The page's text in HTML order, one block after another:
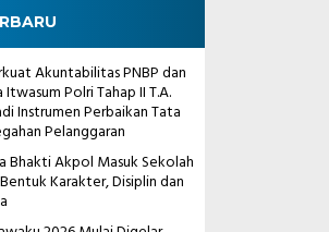
Akuntabilitas PNBP dan
Polri Tahap II T.A.
Instrumen Perbaikan Tata
Pelanggaran
Bhakti Akpol Masuk Sekolah
Karakter, Disiplin dan